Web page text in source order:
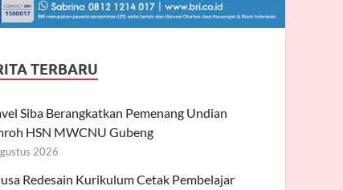
TERBARU
Siba Berangkatkan Pemenang Undian
HSN MWCNU Gubeng
2026
Redesain Kurikulum Cetak Pembelajar